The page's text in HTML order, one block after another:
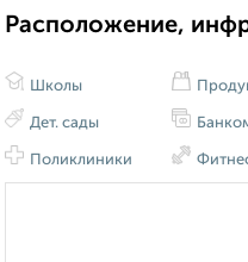
Расположение,
Школы
Дет. сады
Поликлиники